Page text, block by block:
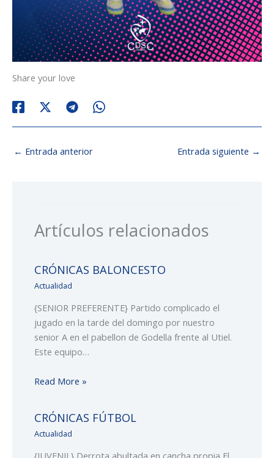
Share your love
← Entrada anterior Entrada siguiente →
Artículos relacionados
CRÓNICAS BALONCESTO
Actualidad
{SENIOR PREFERENTE} Partido complicado el
jugado en la tarde del domingo por nuestro
senior A en el pabellon de Godella frente al Utiel.
Este equipo…
Read More »
CRÓNICAS FÚTBOL
Actualidad